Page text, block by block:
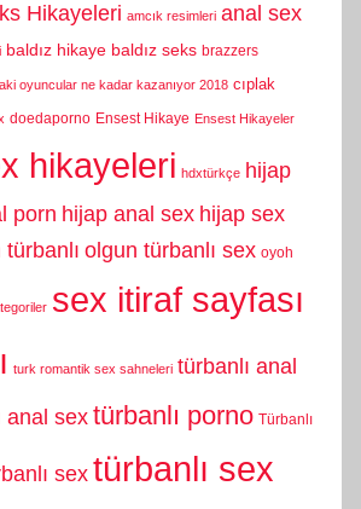
Hikayeleri amcık resimleri anal sex
baldız hikaye baldız seks brazzers
oyuncular ne kadar kazanıyor 2018 cıplak
doedaporno Ensest Hikaye Ensest Hikayeler
hikayeleri hdxtürkçe hijap
porn hijap anal sex hijap sex
olgun türbanlı sex oyoh
sex itiraf sayfası
turk romantik sex sahneleri türbanlı anal
anal sextürbanlı porno Türbanlı
sex türbanlı sex